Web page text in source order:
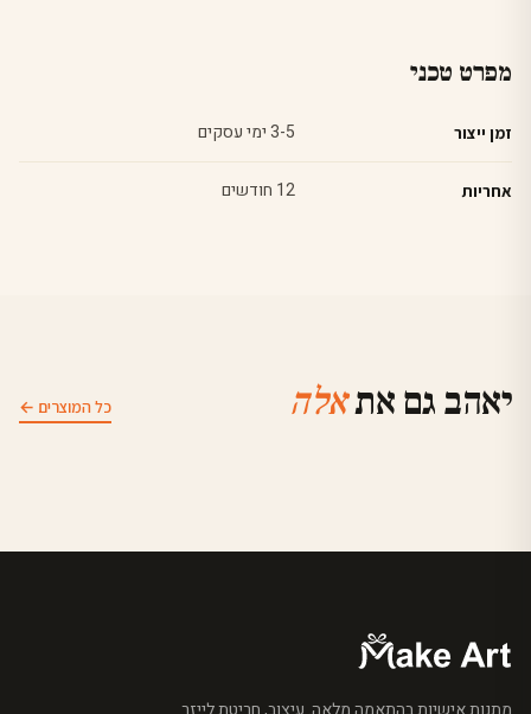
מפרט טכני
זמן ייצור 3-5 ימי עסקים
אחריות 12 חודשים
יאהב גם אתאלה כל המוצרים ←